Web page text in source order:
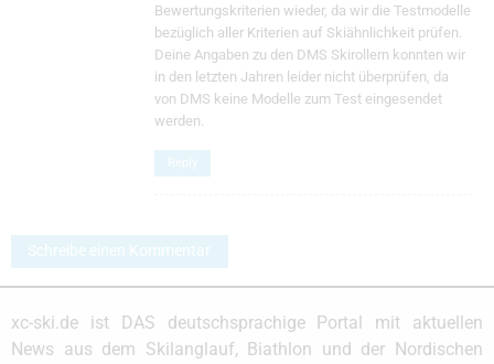
Bewertungskriterien wieder, da wir die Testmodelle
bezüglich aller Kriterien auf Skiähnlichkeit prüfen.
Deine Angaben zu den DMS Skirollern konnten wir
in den letzten Jahren leider nicht überprüfen, da
von DMS keine Modelle zum Test eingesendet
werden.
Reply
Schreibe einen Kommentar
xc-ski.de ist DAS deutschsprachige Portal mit aktuellen
News aus dem Skilanglauf, Biathlon und der Nordischen